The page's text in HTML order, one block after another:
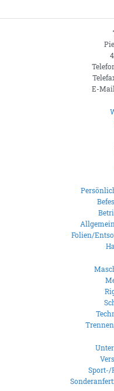
E-
Folien/
Sport-/